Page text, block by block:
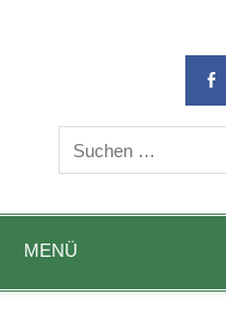
DIE Sportadresse in
MENÜ